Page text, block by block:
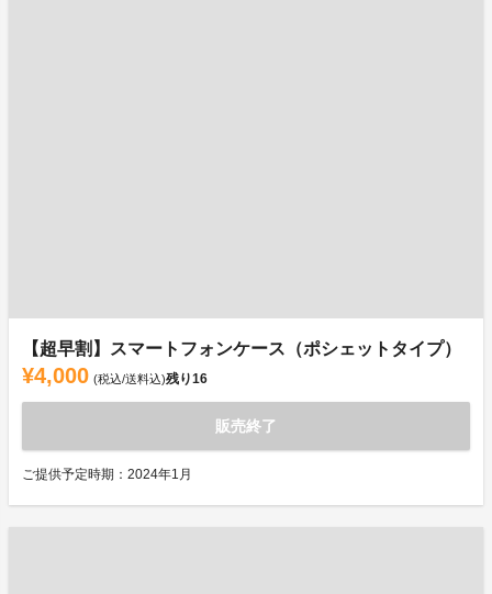
【超早割】スマートフォンケース（ポシェットタイプ）
¥4,000 (税込/送料込)残り16
販売終了
ご提供予定時期：2024年1月